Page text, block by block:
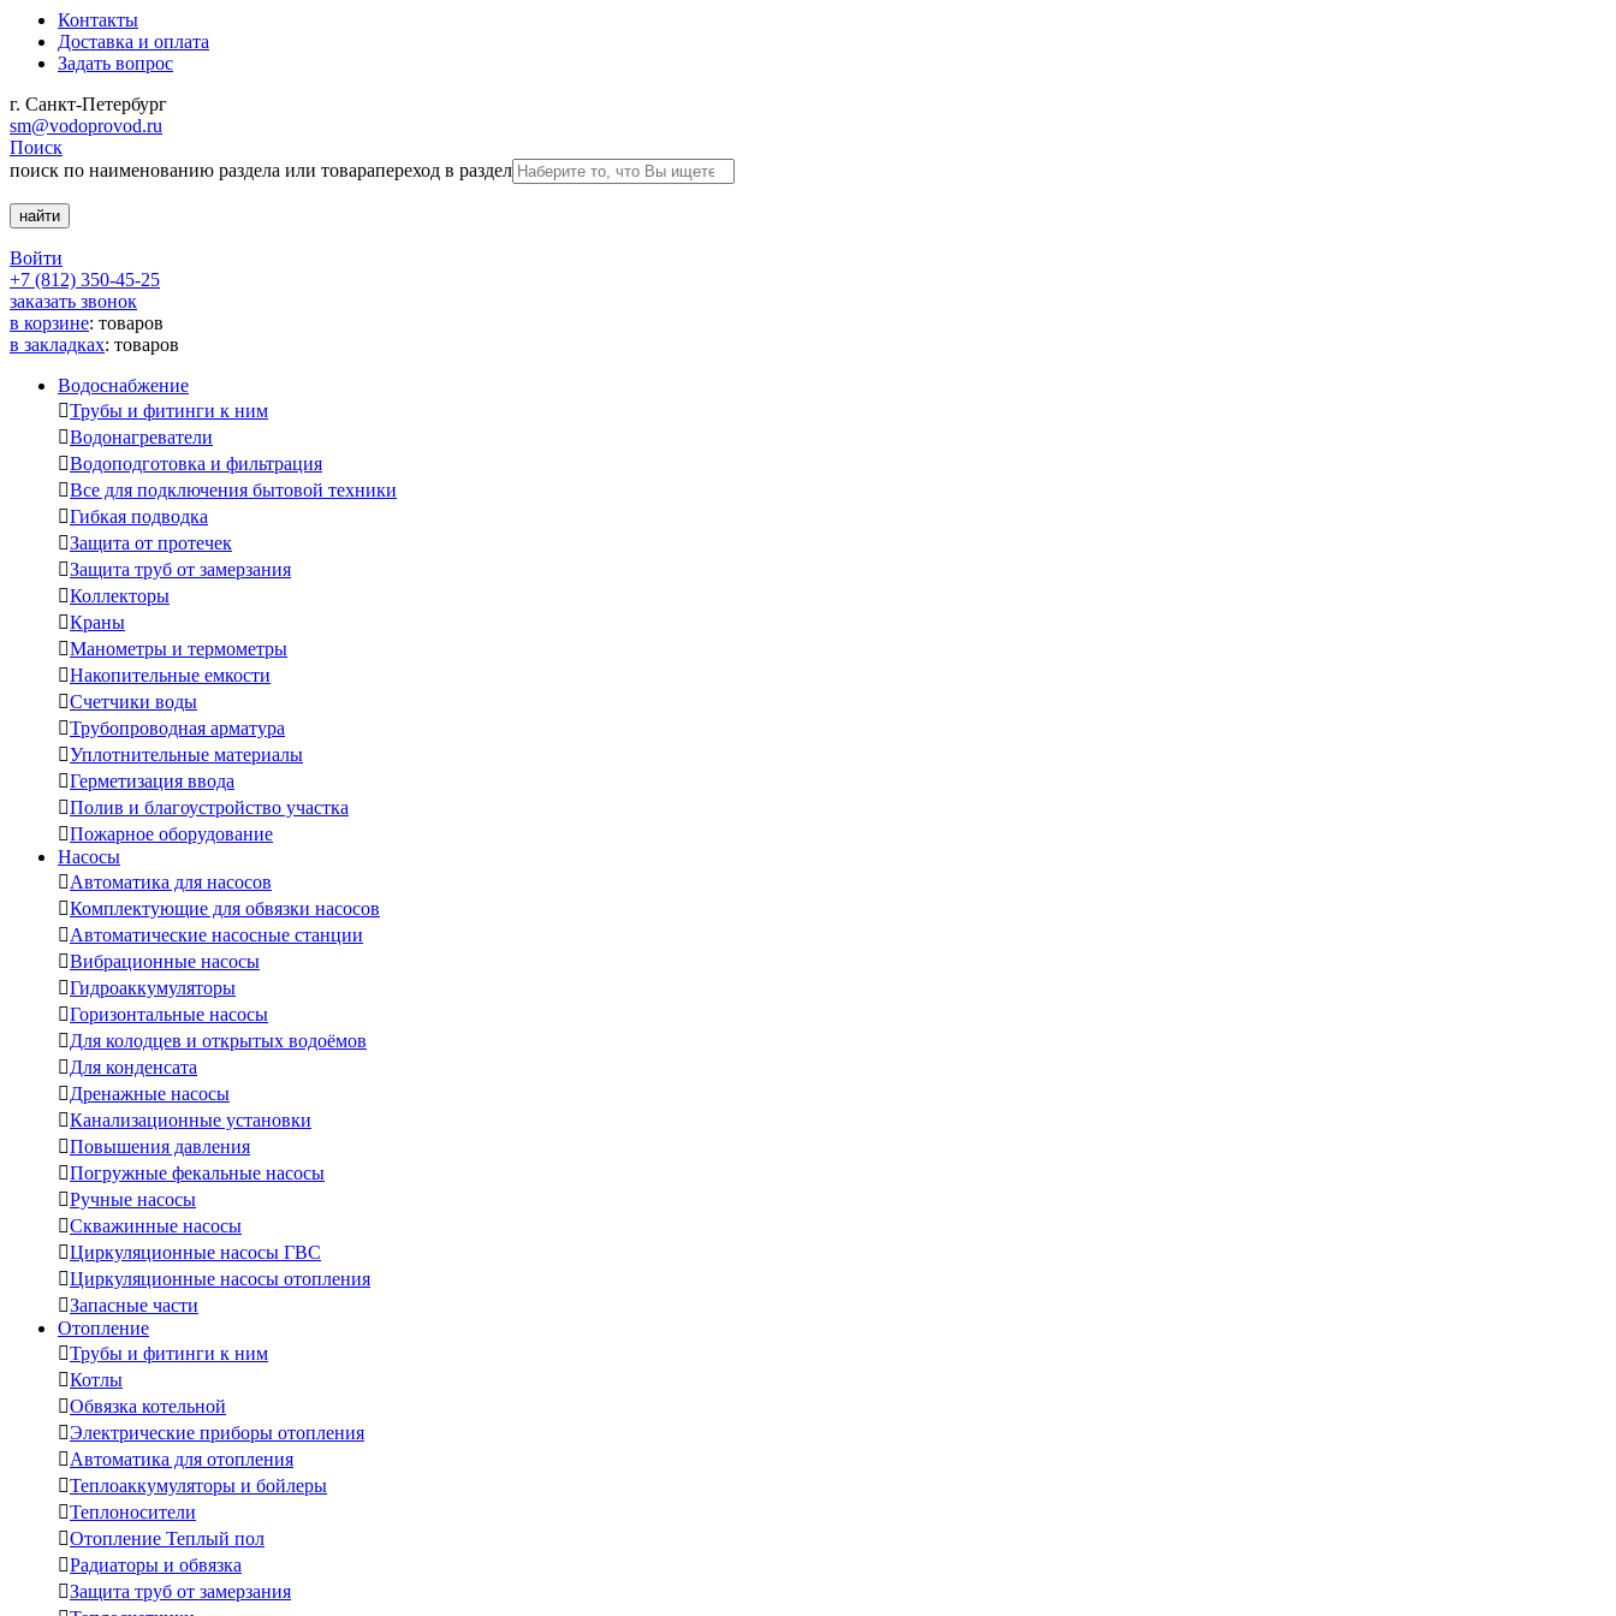
Контакты
Доставка и оплата
Задать вопрос
г. Санкт-Петербург
sm@vodoprovod.ru
Поиск
поиск по наименованию раздела или товарапереход в раздел
Войти
+7 (812) 350-45-25
заказать звонок
в корзине: товаров
в закладках: товаров
Водоснабжение
Трубы и фитинги к ним
Водонагреватели
Водоподготовка и фильтрация
Все для подключения бытовой техники
Гибкая подводка
Защита от протечек
Защита труб от замерзания
Коллекторы
Краны
Манометры и термометры
Накопительные емкости
Счетчики воды
Трубопроводная арматура
Уплотнительные материалы
Герметизация ввода
Полив и благоустройство участка
Пожарное оборудование
Насосы
Автоматика для насосов
Комплектующие для обвязки насосов
Автоматические насосные станции
Вибрационные насосы
Гидроаккумуляторы
Горизонтальные насосы
Для колодцев и открытых водоёмов
Для конденсата
Дренажные насосы
Канализационные установки
Повышения давления
Погружные фекальные насосы
Ручные насосы
Скважинные насосы
Циркуляционные насосы ГВС
Циркуляционные насосы отопления
Запасные части
Отопление
Трубы и фитинги к ним
Котлы
Обвязка котельной
Электрические приборы отопления
Автоматика для отопления
Теплоаккумуляторы и бойлеры
Теплоносители
Отопление Теплый пол
Радиаторы и обвязка
Защита труб от замерзания